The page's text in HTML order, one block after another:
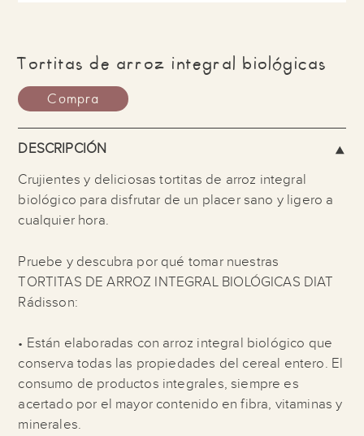
Tortitas de arroz integral biológicas
Compra
DESCRIPCIÓN
Crujientes y deliciosas tortitas de arroz integral
biológico para disfrutar de un placer sano y ligero a
cualquier hora.
Pruebe y descubra por qué tomar nuestras
TORTITAS DE ARROZ INTEGRAL BIOLÓGICAS DIAT
Rádisson:
• Están elaboradas con arroz integral biológico que
conserva todas las propiedades del cereal entero. El
consumo de productos integrales, siempre es
acertado por el mayor contenido en fibra, vitaminas y
minerales.